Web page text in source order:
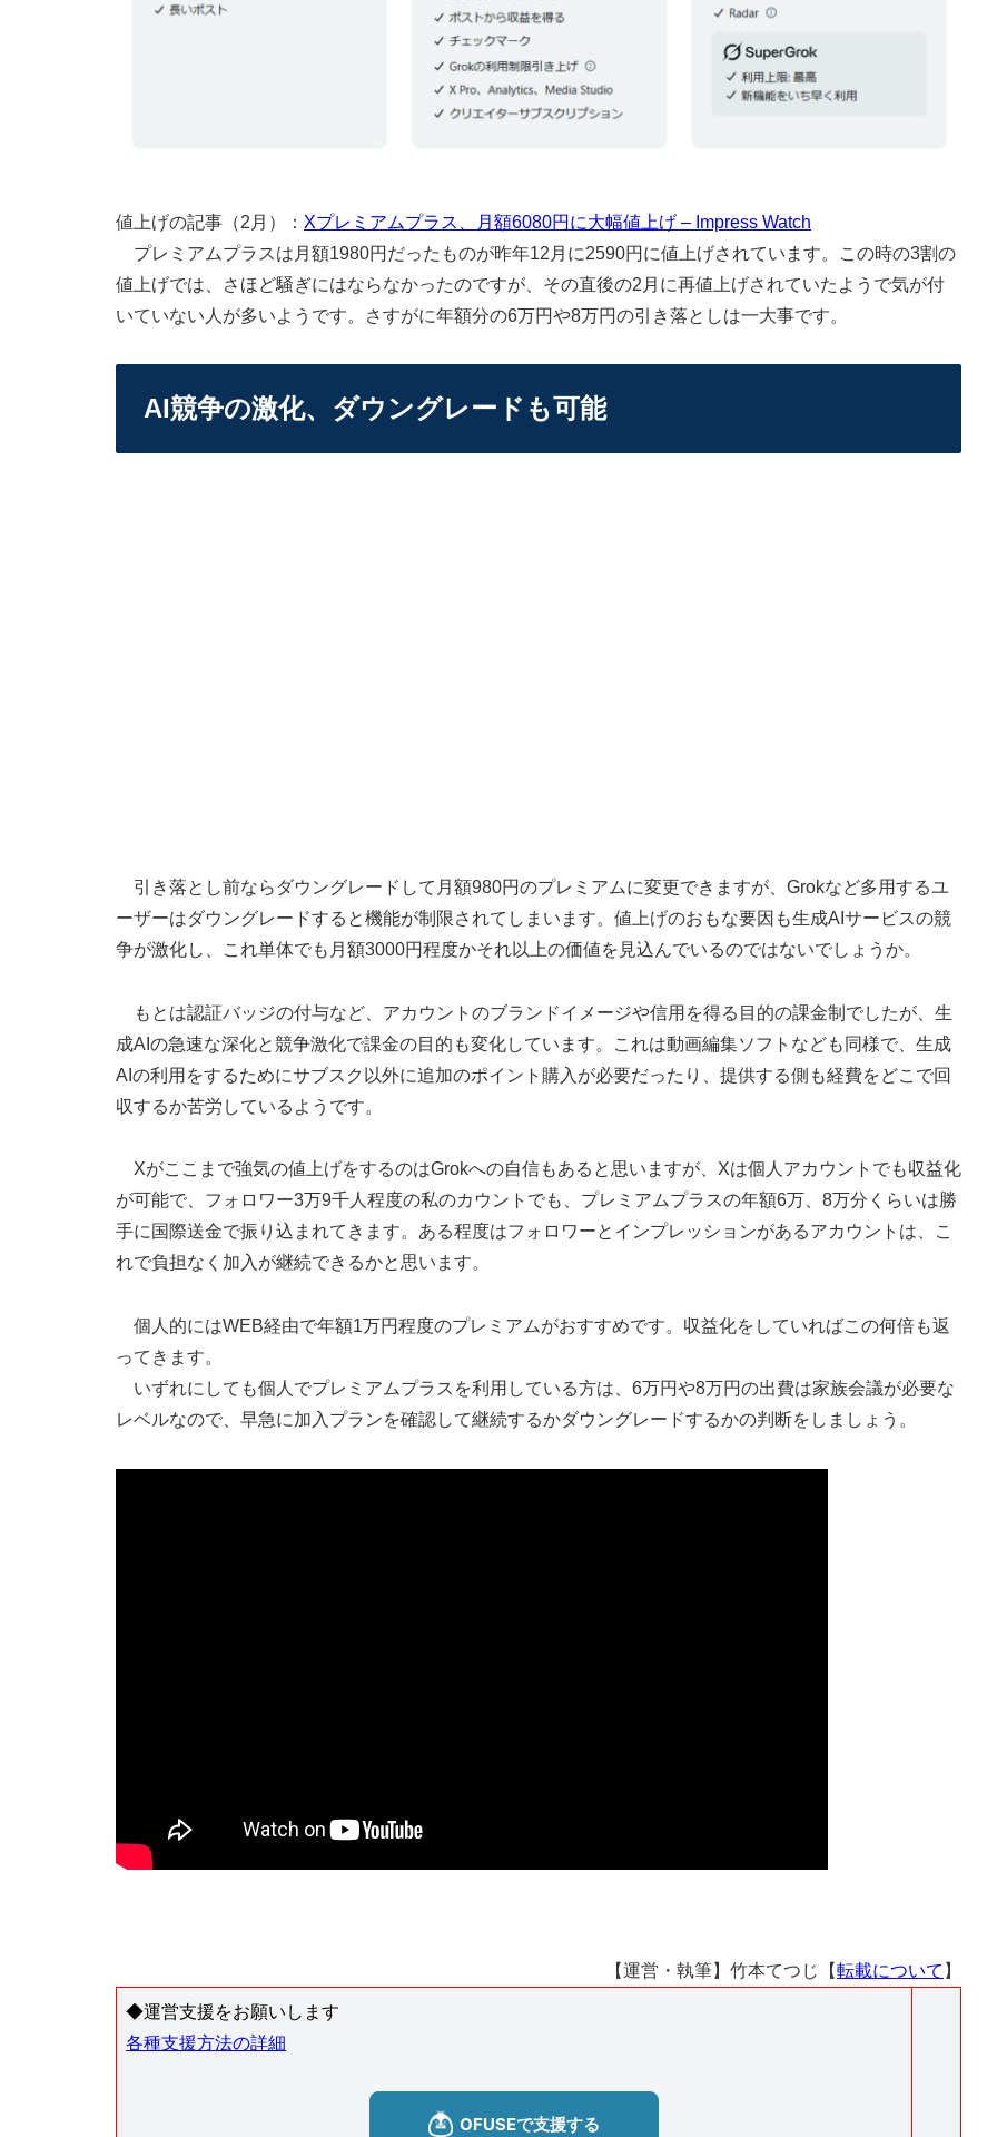
値上げの記事（2月）： Xプレミアムプラス、月額6080円に大幅値上げ – Impress Watch
プレミアムプラスは月額1980円だったものが昨年12月に2590円に値上げされています。この時の3割の
値上げでは、さほど騒ぎにはならなかったのですが、その直後の2月に再値上げされていたようで気が付
いていない人が多いようです。さすがに年額分の6万円や8万円の引き落としは一大事です。
AI競争の激化、ダウングレードも可能
引き落とし前ならダウングレードして月額980円のプレミアムに変更できますが、Grokなど多用するユ
ーザーはダウングレードすると機能が制限されてしまいます。値上げのおもな要因も生成AIサービスの競
争が激化し、これ単体でも月額3000円程度かそれ以上の価値を見込んでいるのではないでしょうか。
もとは認証バッジの付与など、アカウントのブランドイメージや信用を得る目的の課金制でしたが、生
成AIの急速な深化と競争激化で課金の目的も変化しています。これは動画編集ソフトなども同様で、生成
AIの利用をするためにサブスク以外に追加のポイント購入が必要だったり、提供する側も経費をどこで回
収するか苦労しているようです。
Xがここまで強気の値上げをするのはGrokへの自信もあると思いますが、Xは個人アカウントでも収益化
が可能で、フォロワー3万9千人程度の私のカウントでも、プレミアムプラスの年額6万、8万分くらいは勝
手に国際送金で振り込まれてきます。ある程度はフォロワーとインプレッションがあるアカウントは、こ
れで負担なく加入が継続できるかと思います。
個人的にはWEB経由で年額1万円程度のプレミアムがおすすめです。収益化をしていればこの何倍も返
ってきます。
いずれにしても個人でプレミアムプラスを利用している方は、6万円や8万円の出費は家族会議が必要な
レベルなので、早急に加入プランを確認して継続するかダウングレードするかの判断をしましょう。
【運営・執筆】竹本てつじ【転載について 】
◆運営支援をお願いします
各種支援方法の詳細